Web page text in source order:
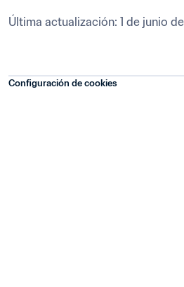
Última actualización: 1 de junio
Configuración de cookies